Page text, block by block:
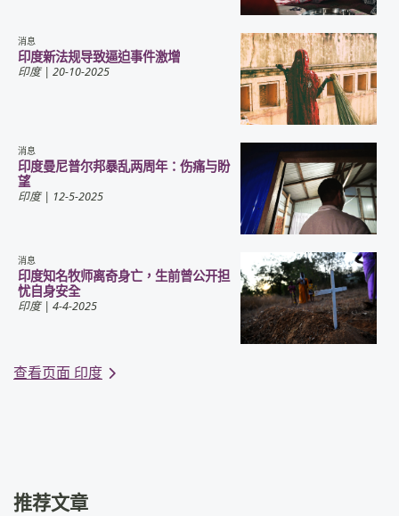
消息
印度新法规导致逼迫事件激增
印度| 20-10-2025
消息
印度曼尼普尔邦暴乱两周年：伤痛与盼
望
印度| 12-5-2025
消息
印度知名牧师离奇身亡，生前曾公开担
忧自身安全
印度| 4-4-2025
查看页面 印度
推荐文章